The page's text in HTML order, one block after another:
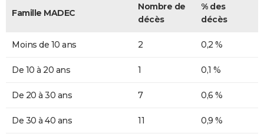
Famille MADEC
Nombre de
décès
% des
décès
Moins de 10 ans 2 0,2 %
De 10 à 20 ans 1 0,1 %
De 20 à 30 ans 7 0,6 %
De 30 à 40 ans 11 0,9 %